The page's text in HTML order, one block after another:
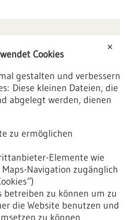
✕
Cookies
gestalten und verbessern
Diese kleinen Dateien, die
abgelegt werden, dienen
zu ermöglichen
Elemente wie
Navigation zugänglich
betreiben zu können um zu
die Website benutzen und
zu können